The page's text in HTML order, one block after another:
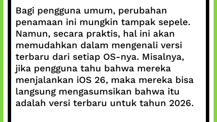
Bagi pengguna umum, perubahan
penamaan ini mungkin tampak sepele.
Namun, secara praktis, hal ini akan
memudahkan dalam mengenali versi
terbaru dari setiap OS-nya. Misalnya,
jika pengguna tahu bahwa mereka
menjalankan iOS 26, maka mereka bisa
langsung mengasumsikan bahwa itu
adalah versi terbaru untuk tahun 2026.